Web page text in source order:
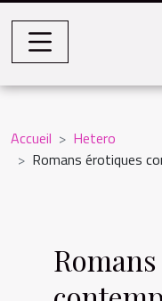
Accueil
Hetero
Romans érotiques